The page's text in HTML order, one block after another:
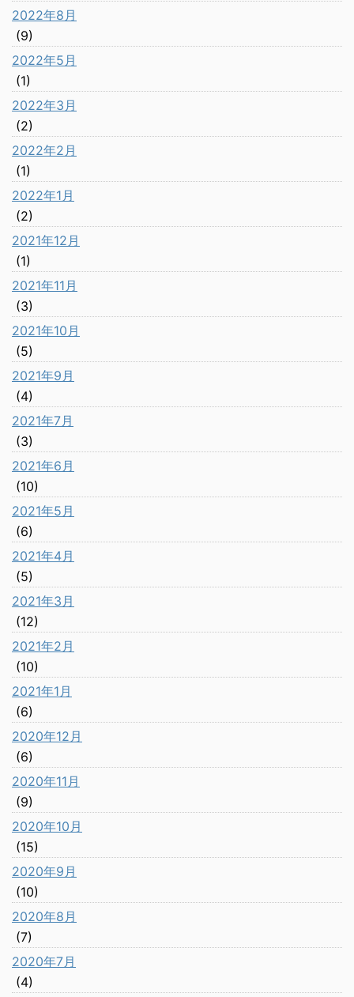
2022年8月
(9)
2022年5月
(1)
2022年3月
(2)
2022年2月
(1)
2022年1月
(2)
2021年12月
(1)
2021年11月
(3)
2021年10月
(5)
2021年9月
(4)
2021年7月
(3)
2021年6月
(10)
2021年5月
(6)
2021年4月
(5)
2021年3月
(12)
2021年2月
(10)
2021年1月
(6)
2020年12月
(6)
2020年11月
(9)
2020年10月
(15)
2020年9月
(10)
2020年8月
(7)
2020年7月
(4)